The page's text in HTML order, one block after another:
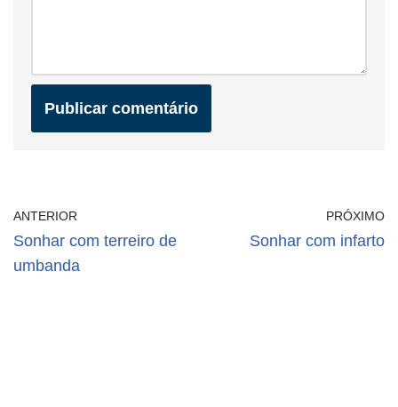
ANTERIOR
Sonhar com terreiro de
umbanda
PRÓXIMO
Sonhar com infarto